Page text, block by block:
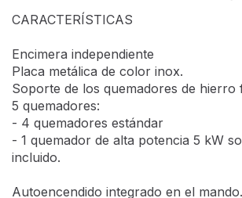
Tipo de soporte para
recipientes
placa
Tecnologías
Tipo de encendido Encendido integrado
Inpage.inpage_beko_documents
HIAW 75225 SL-Placa Gas 5 fuegos
(opc G.Natural)-Manual de usuario